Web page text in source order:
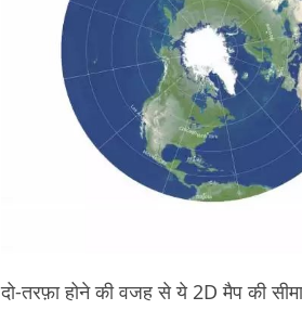
दो-तरफ़ा होने की वजह से ये 2D मैप की